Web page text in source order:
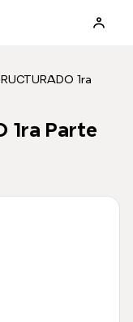
1ra
1ra Parte